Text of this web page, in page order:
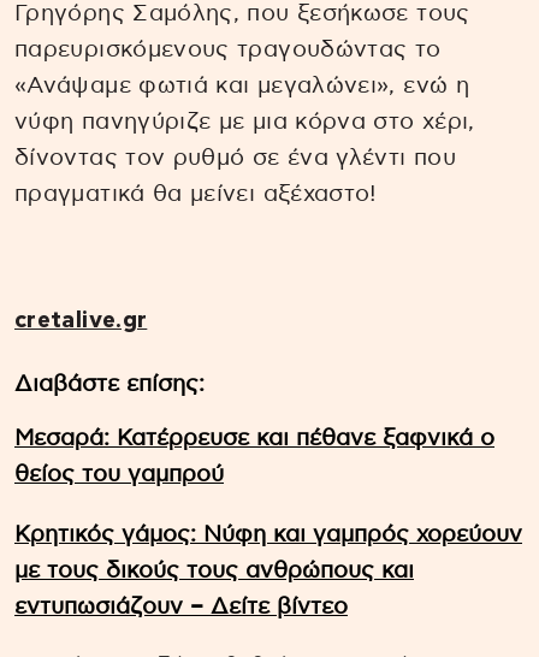
Γρηγόρης Σαμόλης, που ξεσήκωσε τους
παρευρισκόμενους τραγουδώντας το
«Ανάψαμε φωτιά και μεγαλώνει», ενώ η
νύφη πανηγύριζε με μια κόρνα στο χέρι,
δίνοντας τον ρυθμό σε ένα γλέντι που
πραγματικά θα μείνει αξέχαστο!
cretalive.gr
Διαβάστε επίσης:
Μεσαρά: Κατέρρευσε και πέθανε ξαφνικά ο
θείος του γαμπρού
Κρητικός γάμος: Νύφη και γαμπρός χορεύουν
με τους δικούς τους ανθρώπους και
εντυπωσιάζουν – Δείτε βίντεο